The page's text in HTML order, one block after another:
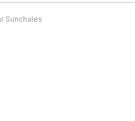
Sunchales